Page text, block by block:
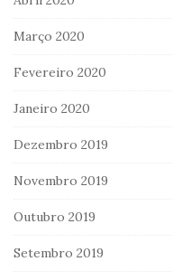
Março 2020
Fevereiro 2020
Janeiro 2020
Dezembro 2019
Novembro 2019
Outubro 2019
Setembro 2019